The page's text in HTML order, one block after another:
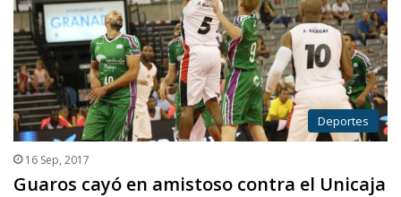
Deportes
16 Sep, 2017
Guaros cayó en amistoso contra el Unicaja